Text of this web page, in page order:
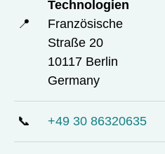
📍
Technologien
Französische
Straße 20
10117 Berlin
Germany
📞 +49 30 86320635